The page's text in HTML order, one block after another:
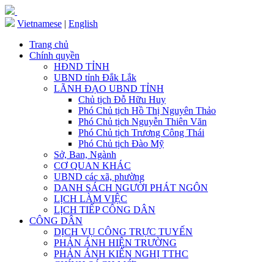
Vietnamese | English
Trang chủ
Chính quyền
HĐND TỈNH
UBND tỉnh Đắk Lắk
LÃNH ĐẠO UBND TỈNH
Chủ tịch Đỗ Hữu Huy
Phó Chủ tịch Hồ Thị Nguyên Thảo
Phó Chủ tịch Nguyễn Thiên Văn
Phó Chủ tịch Trương Công Thái
Phó Chủ tịch Đào Mỹ
Sở, Ban, Ngành
CƠ QUAN KHÁC
UBND các xã, phường
DANH SÁCH NGƯỜI PHÁT NGÔN
LỊCH LÀM VIỆC
LỊCH TIẾP CÔNG DÂN
CÔNG DÂN
DỊCH VỤ CÔNG TRỰC TUYẾN
PHẢN ÁNH HIỆN TRƯỜNG
PHẢN ÁNH KIẾN NGHỊ TTHC